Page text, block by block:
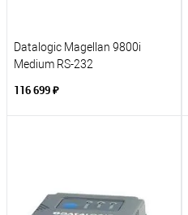
Datalogic Magellan 9800i
Medium RS-232
116 699 ₽